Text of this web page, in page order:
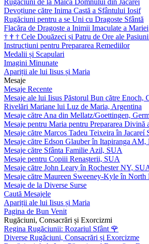
Devoțiune către Inima Castă a Sfântului Iosif
Rugăciuni pentru a se Uni cu Dragoste Sfântă
Flacăra de Dragoste a Inimii Imaculate a Mariei
† † † Cele Douăzeci și Patru de Ore ale
Instrucțiuni pentru Prepararea Remediilor
Medalii și Scapulari
Imagini Minunate
Apariții ale lui Iisus și Maria
Mesaje
Mesaje Recente
Mesaje ale lui Iisus Păstorul Bun către Enoch,
Rivelări Mariane lui Luz de Maria, Argentina
Mesaje către Ana din Mellatz/Goettingen,
Mesaje pentru Maria pentru Prepararea Divină
Mesaje către Marcos Tadeu Teixeira în Jacareí
Mesaje către Edson Glauber în Itapiranga AM,
Mesaje către Sfânta Familie Azil, SUA
Mesaje pentru Copiii Renașterii, SUA
Mesaje către John Leary în Rochester NY,
Mesaje către Maureen Sweeney-Kyle în
Mesaje de la Diverse Surse
Caută Mesajele
Apariții ale lui Iisus și Maria
Pagina de Bun Venit
Rugăciuni, Consacrări și Exorcizmi
Regina Rugăciunii: Rozariul Sfânt 🌹
Diverse Rugăciuni, Consacrări și Exorcizme